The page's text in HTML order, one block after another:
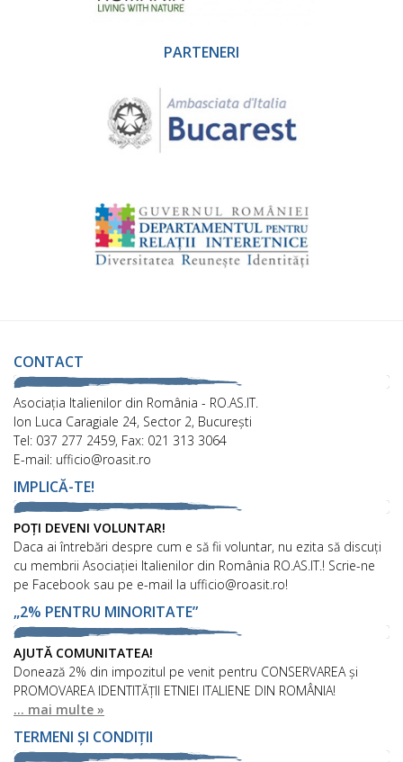
PARTENERI
CONTACT
Asociaţia Italienilor din România - RO.AS.IT.
Ion Luca Caragiale 24, Sector 2, București
Tel: 037 277 2459, Fax: 021 313 3064
E-mail: ufficio@roasit.ro
IMPLICĂ-TE!
POȚI DEVENI VOLUNTAR!
Daca ai întrebări despre cum e să fii voluntar, nu ezita să discuți
cu membrii Asociației Italienilor din România RO.AS.IT.! Scrie-ne
pe Facebook sau pe e-mail la ufficio@roasit.ro!
„2% PENTRU MINORITATE”
AJUTĂ COMUNITATEA!
Donează 2% din impozitul pe venit pentru CONSERVAREA și
PROMOVAREA IDENTITĂȚII ETNIEI ITALIENE DIN ROMÂNIA!
... mai multe »
TERMENI ȘI CONDIȚII